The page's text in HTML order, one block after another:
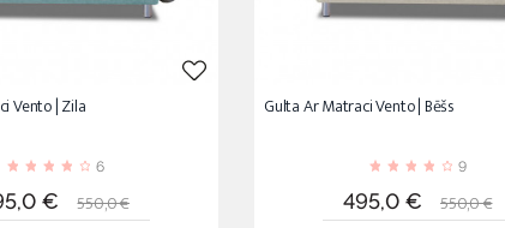
Vento | Zila
6
€
Standarta
550,0 €
Gulta Ar Matraci Vento | Bēšs
9
Cena
495,0 € 550,0 €